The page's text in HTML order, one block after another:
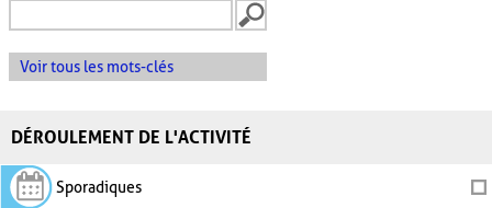
Voir tous les mots-clés
DÉROULEMENT DE L'ACTIVITÉ
Sporadiques